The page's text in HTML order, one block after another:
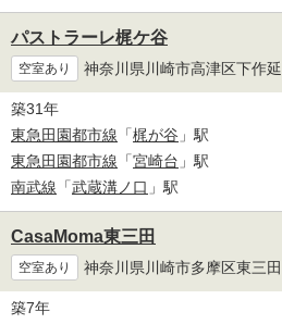
パストラーレ梶ケ谷
空室あり 神奈川県川崎市高津区下作延
築31年
東急田園都市線 「梶が谷 」駅
東急田園都市線 「宮崎台 」駅
南武線 「武蔵溝ノ口 」駅
CasaMoma東三田
空室あり 神奈川県川崎市多摩区東三田
築7年